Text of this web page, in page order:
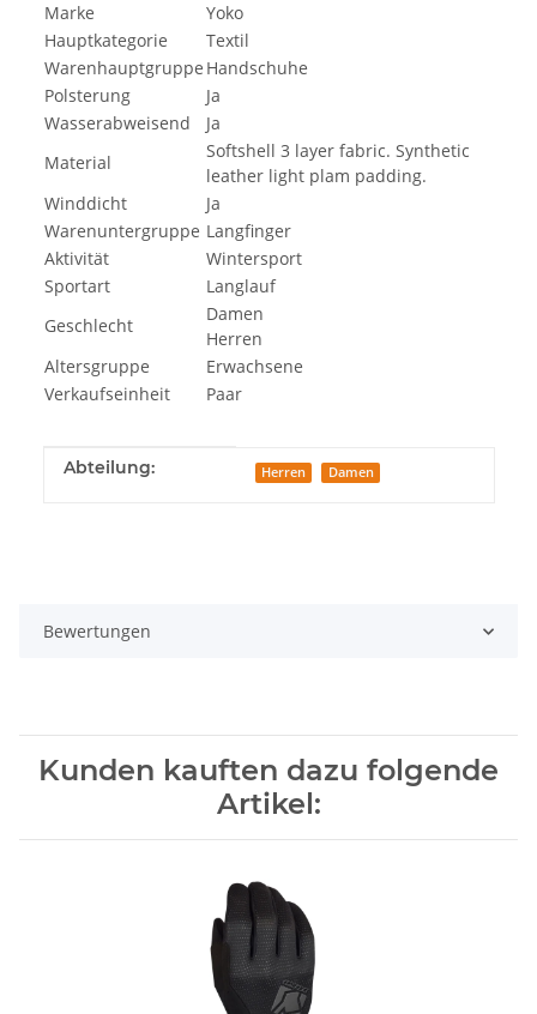
Marke
Yoko
Hauptkategorie
Textil
Warenhauptgruppe Handschuhe
Polsterung
Ja
Wasserabweisend
Ja
Material
Softshell 3 layer fabric. Synthetic
leather light plam padding.
Winddicht
Ja
Warenuntergruppe Langfinger
Aktivität
Wintersport
Sportart
Langlauf
Geschlecht
Damen
Herren
Altersgruppe
Erwachsene
Verkaufseinheit
Paar
Produkteigenschaft
Wert
Abteilung: Herren Damen
Bewertungen
Kunden kauften dazu folgende
Artikel: